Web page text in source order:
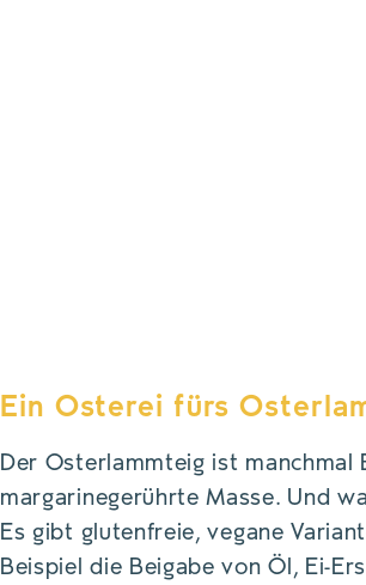
Ein Osterei fürs
Der Osterlammteig ist
margarinegerührte Masse. Und
Es gibt glutenfreie, vegane
Beispiel die Beigabe von Öl, Ei-